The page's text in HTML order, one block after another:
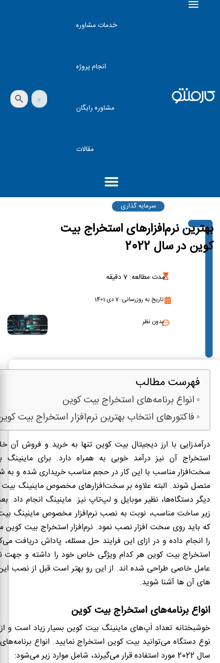
خدمات مشاوره
انجام پروژه
مشاوره رایگان
مقالات
جستجو
برای:
دکمه جستجو
سرمایه گذاری
بهترین نرم‌افزارهای استخراج بیت
کوین در سال 2022
مدت مطالعه: 7دقیقه
تاریخ به روزرسانی: 7 دی 1401
بدون نظر
فهرست مطالب
انواع برنامه‌های استخراج بیت کوین
فاکتورهای انتخاب بهترین نرم‌افزار استخراج بیت
درآمدزایی با ارز دیجیتال بیت کوین تنها به خرید و فروش آن
استخراج آن نیز درآمد خوبی به همراه دارد. برای ماینینگ
سخت‌افزار مناسب با این کار در حجم مناسب خریداری شده و به
متصل شوند. البته علاوه بر سخت‌افزارهای مخصوص ماینینگ بیت
دیگر دستگاه‌ها، نظیر موبایل و لپ‌تاپ نیز ماینینگ انجام داد.
زیر ساخت مناسب، نوبت به نصب نرم‌افزار مخصوص ماینینگ
که باید روی سخت افزار نصب نمود. نرم‌افزار استخراج بیت کوین
را انجام داده و در ازای این فرایند حل مسئله، پاداش دریافت
استخراج بیت کوینهر کدام ویژگی خاص خود را داشته و
عامل خاصی طراحی شده اند. از این رو بهتر است قبل از نصب
های آن ها آشنا شوید.
انواع برنامه‌های استخراج بیت کوین
خوشبختانه تعداد اَپ‌های ماینینگ بیت کوین بسیار زیاد است و
نوع دستگاه می‌توانید بیت کوین استخراج نمایید. انواع
سال 2022 مورد استفاده قرار می‌گیرند، شامل موارد زیر می‌شود: